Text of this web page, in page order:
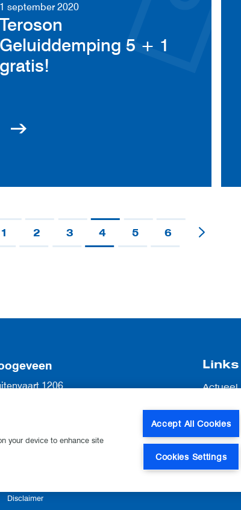
1 september 2020
Teroson
Geluiddemping 5 + 1
gratis!
1 2 3 4 5 6
1206
hoogeveen@lkqvanesch.nl
Links
Actueel
Over ons
Contact
Disclaimer
your device to enhance site
Accept All Cookies
Cookies Settings